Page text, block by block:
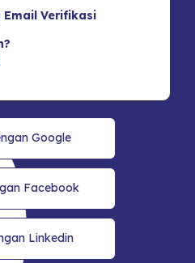
Email Verifikasi
Google
Facebook
Linkedin